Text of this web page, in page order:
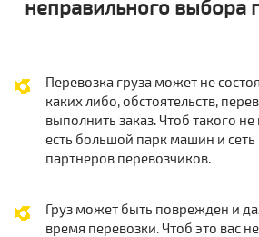
неправильного выбора
Перевозка груза может не
каких либо, обстоятельств,
выполнить заказ. Чтоб такого
есть большой парк машин и
партнеров перевозчиков.
Груз может быть поврежден и
время перевозки. Чтоб это вас